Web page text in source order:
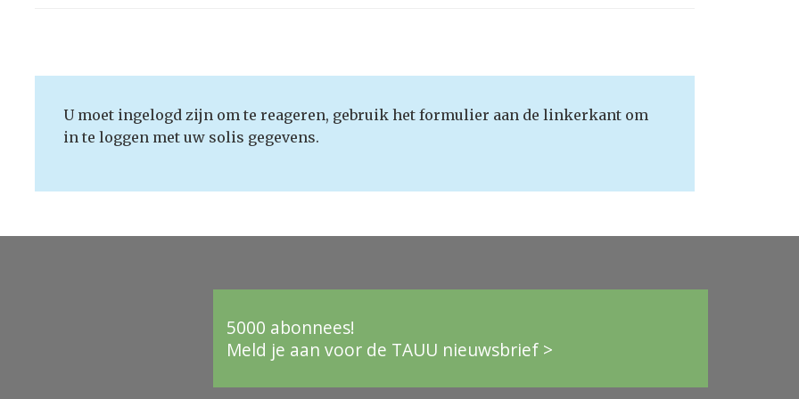
U moet ingelogd zijn om te reageren, gebruik het formulier aan de linkerkant om
in te loggen met uw solis gegevens.
5000 abonnees!
Meld je aan voor de TAUU nieuwsbrief >